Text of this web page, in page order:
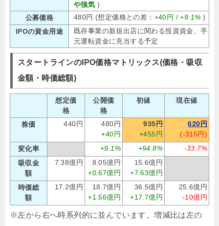
や強気 )
公募価格
480円 (想定価格との差： +40円 /+9.1% )
IPOの資金用途
既存事業の新規出店に関わる投資資金、手
元運転資金に充当する予定
スタートラインのIPO価格マトリックス(価格・吸収
金額・時価総額)
想定価
格
公開価
格
初値 現在値
株価 440円
480円
+40円
935円
+455円
620円
(-315円)
変化率
+9.1% +94.8%
-33.7%
吸収金
額
7.38億円
8.05億円
+0.67億円
15.6億円
+7.63億円
時価総
額
17.2億円
18.7億円
+1.56億円
36.5億円
+17.7億円
25.6億円
-10億円
※左から右へ時系列的に並んでいます。増減比は左の